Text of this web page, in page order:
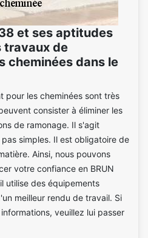
et ses aptitudes
travaux de
cheminées dans le
pour les cheminées sont très
consister à éliminer les
de ramonage. Il s'agit
simples. Il est obligatoire de
Ainsi, nous pouvons
votre confiance en BRUN
utilise des équipements
meilleur rendu de travail. Si
veuillez lui passer